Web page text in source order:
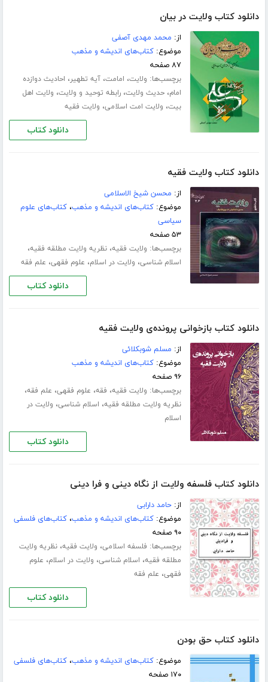
دانلود کتاب ولایت در بیان
از: محمد مهدی آصفی
موضوع:کتاب‌های اندیشه و مذهب
۸۷ صفحه
برچسب‌ها: ولایت، امامت،آیه تطهیر، احادیث دوازده
امام،حدیث ولایت،رابطه توحید و ولایت، ولایت اهل
بیت، ولایت امت اسلامی، ولایت فقیه
دانلود کتاب
دانلود کتاب ولایت فقیه
از: محسن شیخ الاسلامی
موضوع:کتاب‌های اندیشه و مذهب،کتاب‌های علوم
سیاسی
۵۳ صفحه
برچسب‌ها: ولایت فقیه،نظریه ولایت مطلقه فقیه،
اسلام شناسی، ولایت در اسلام، علوم فقهی، علم فقه
دانلود کتاب
دانلود کتاب بازخوانی پرونده‌ی ولایت فقیه
از: مسلم شوبکلائی
موضوع:کتاب‌های اندیشه و مذهب
۹۶ صفحه
برچسب‌ها: ولایت فقیه، فقه، علوم فقهی، علم فقه،
نظریه ولایت مطلقه فقیه، اسلام شناسی، ولایت در
اسلام
دانلود کتاب
دانلود کتاب فلسفه ولایت از نگاه دینی و فرا دینی
از:حامد دارابی
موضوع:کتاب‌های اندیشه و مذهب،کتاب‌های فلسفی
۹۰ صفحه
برچسب‌ها: فلسفه اسلامی، ولایت فقیه،نظریه ولایت
مطلقه فقیه، اسلام شناسی، ولایت در اسلام، علوم
فقهی، علم فقه
دانلود کتاب
دانلود کتاب حق بودن
موضوع:کتاب‌های اندیشه و مذهب،کتاب‌های فلسفی
۱۷۰ صفحه